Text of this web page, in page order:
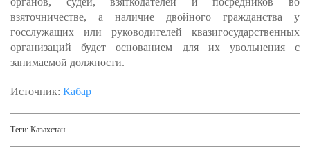
взяточничестве, а наличие двойного гражданства у
госслужащих или руководителей квазигосударственных
организаций будет основанием для их увольнения с
занимаемой должности.
Источник: Кабар
Теги: Казахстан